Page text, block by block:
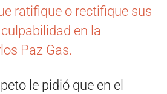
ratifique o rectifique sus
en la
Paz Gas.
le pidió que en el